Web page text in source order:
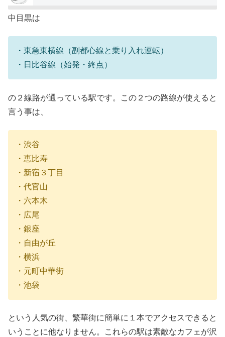
中目黒は
・東急東横線（副都心線と乗り入れ運転）
・日比谷線（始発・終点）
の２線路が通っている駅です。この２つの路線が使えると
言う事は、
・渋谷
・恵比寿
・新宿３丁目
・代官山
・六本木
・広尾
・銀座
・自由が丘
・横浜
・元町中華街
・池袋
という人気の街、繁華街に簡単に１本でアクセスできると
いうことに他なりません。これらの駅は素敵なカフェが沢